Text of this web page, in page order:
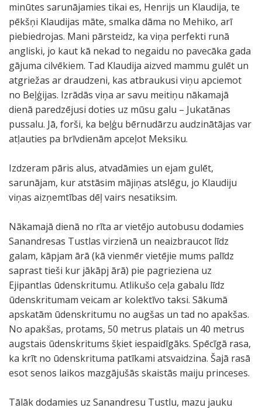
minūtes sarunājamies tikai es, Henrijs un Klaudija, te
pēkšņi Klaudijas māte, smalka dāma no Mehiko, arī
piebiedrojas. Mani pārsteidz, ka viņa perfekti runā
angliski, jo kaut kā nekad to negaidu no pavecāka gada
gājuma cilvēkiem. Tad Klaudija aizved mammu gulēt un
atgriežas ar draudzeni, kas atbraukusi viņu apciemot
no Beļģijas. Izrādās viņa ar savu meitiņu nākamajā
dienā paredzējusi doties uz mūsu galu – Jukatānas
pussalu. Jā, forši, ka beļģu bērnudārzu audzinātājas var
atļauties pa brīvdienām apceļot Meksiku.
Izdzeram pāris alus, atvadāmies un ejam gulēt,
sarunājam, kur atstāsim mājiņas atslēgu, jo Klaudiju
viņas aizņemtības dēļ vairs nesatiksim.
Nākamajā dienā no rīta ar vietējo autobusu dodamies
Sanandresas Tustlas virzienā un neaizbraucot līdz
galam, kāpjam ārā (kā vienmēr vietējie mums palīdz
saprast tieši kur jākāpj ārā) pie pagrieziena uz
Ejipantlas ūdenskritumu. Atlikušo ceļa gabalu līdz
ūdenskritumam veicam ar kolektīvo taksi. Sākumā
apskatām ūdenskritumu no augšas un tad no apakšas.
No apakšas, protams, 50 metrus platais un 40 metrus
augstais ūdenskritums šķiet iespaidīgāks. Spēcīgā rasa,
ka krīt no ūdenskrituma patīkami atsvaidzina. Šajā rasā
esot senos laikos mazgājušās skaistās maiju princeses.
Tālāk dodamies uz Sanandresu Tustlu, mazu jauku